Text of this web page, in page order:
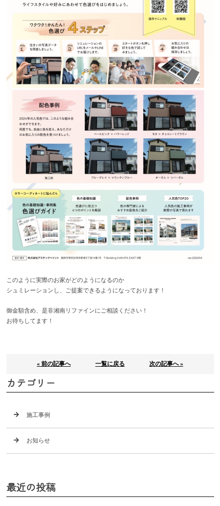
このように実際のお家がどのようになるのか
シュミレーションし、ご提案できるようになっております！
御金額含め、是非湘南リファインにご相談ください！
お待ちしてます！
« 前の記事へ 一覧に戻る 次の記事へ »
カテゴリー
施工事例
お知らせ
最近の投稿